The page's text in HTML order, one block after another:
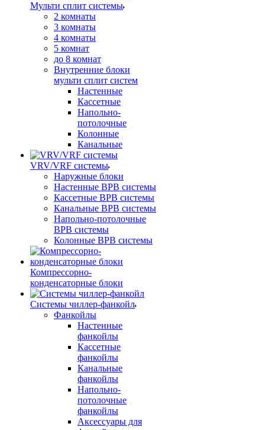
Мульти сплит системы
2 комнаты
3 комнаты
4 комнаты
5 комнат
до 8 комнат
Внутренние блоки
мульти сплит систем
Настенные
Кассетные
Напольно-
потолочные
Колонные
Канальные
VRV/VRF системы
Наружные блоки
Настенные ВРВ системы
Кассетные ВРВ системы
Канальные ВРВ системы
Напольно-потолочные
ВРВ системы
Колонные ВРВ системы
Компрессорно-
конденсаторные блоки
Системы чиллер-фанкойл
Фанкойлы
Настенные
фанкойлы
Кассетные
фанкойлы
Канальные
фанкойлы
Напольно-
потолочные
фанкойлы
Аксессуары для